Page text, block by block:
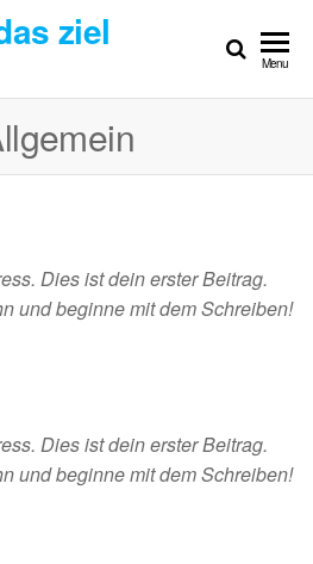
ziel
Menu
Dies ist dein erster Beitrag.
und beginne mit dem Schreiben!
Dies ist dein erster Beitrag.
und beginne mit dem Schreiben!